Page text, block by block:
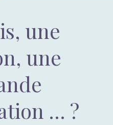
une
une
… ?